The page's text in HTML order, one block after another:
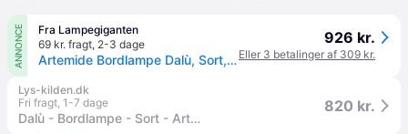
ANNONCE
Fra Lampegiganten
69 kr. fragt, 2-3 dage
Artemide Bordlampe Dalù, Sort, Stue/spisestue, Plast, Design
926 kr.
Eller 3 betalinger af 309 kr.
Lys-kilden.dk
Fri fragt, 1-7 dage
Dalù - Bordlampe - Sort - Artemide
820 kr.